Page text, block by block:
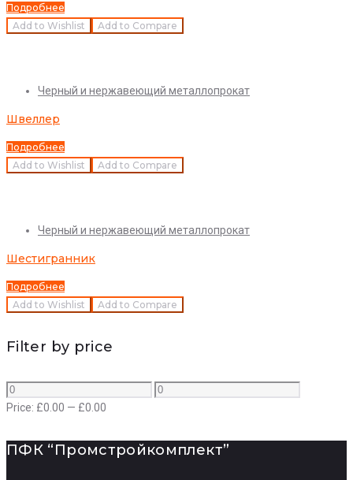
Подробнее
Add to Wishlist
Add to Compare
Черный и нержавеющий металлопрокат
Швеллер
Подробнее
Add to Wishlist
Add to Compare
Черный и нержавеющий металлопрокат
Шестигранник
Подробнее
Add to Wishlist
Add to Compare
Filter by price
Price: £0.00 — £0.00
ПФК “Промстройкомплект”